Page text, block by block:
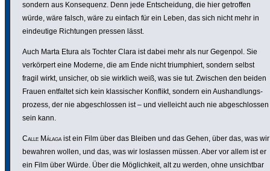
sondern aus Konse­quenz. Denn jede Entschei­dung, die hier getroffen
würde, wäre falsch, wäre zu einfach für ein Leben, das sich nicht mehr in
eindeu­tige Rich­tungen pressen lässt.
Auch Marta Etura als Tochter Clara ist dabei mehr als nur Gegenpol. Sie
verkör­pert eine Moderne, die am Ende nicht trium­phiert, sondern selbst
fragil wirkt, unsicher, ob sie wirklich weiß, was sie tut. Zwischen den beiden
Frauen entfaltet sich kein klas­si­scher Konflikt, sondern ein Aushand­lungs­
pro­zess, der nie abge­schlossen ist – und viel­leicht auch nie abge­schlossen
sein kann.
Calle Málagaist ein Film über das Bleiben und das Gehen, über das, was wir
bewahren wollen, und das, was wir loslassen müssen. Aber vor allem ist er
ein Film über Würde. Über die Möglich­keit, alt zu werden, ohne unsichtbar